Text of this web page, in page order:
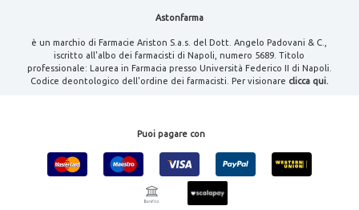
Astonfarma
è un marchio di Farmacie Ariston S.a.s. del Dott. Angelo Padovani & C.,
iscritto all'albo dei farmacisti di Napoli, numero 5689. Titolo
professionale: Laurea in Farmacia presso Università Federico II di Napoli.
Codice deontologico dell'ordine dei farmacisti. Per visionare clicca qui.
Puoi pagare con